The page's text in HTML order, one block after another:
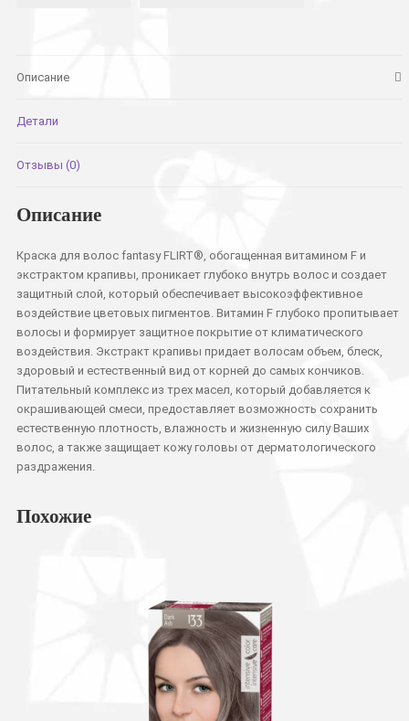
натуральный
Описание
Детали
Отзывы (0)
Описание
Краска для волос fantasy FLIRT®, обогащенная витамином F и
экстрактом крапивы, проникает глубоко внутрь волос и создает
защитный слой, который обеспечивает высокоэффективное
воздействие цветовых пигментов. Витамин F глубоко пропитывает
волосы и формирует защитное покрытие от климатического
воздействия. Экстракт крапивы придает волосам объем, блеск,
здоровый и естественный вид от корней до самых кончиков.
Питательный комплекс из трех масел, который добавляется к
окрашивающей смеси, предоставляет возможность сохранить
естественную плотность, влажность и жизненную силу Ваших
волос, а также защищает кожу головы от дерматологического
раздражения.
Похожие